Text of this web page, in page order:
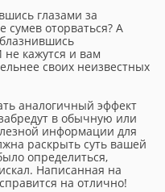
глазами за
сумев оторваться? А
кажутся и вам
своих неизвестных
аналогичный эффект
в обычную или
информации для
раскрыть суть вашей
определиться,
Написанная на
на отлично!